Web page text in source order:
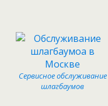
Сервисное обслуживание
шлагбаумов